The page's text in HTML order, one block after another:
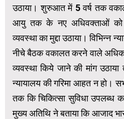
उठाया। शुरुआत में 5 वर्ष तक
आयु तक के नए अधिवक्ताओं को
व्यवस्था का मुद्दा उठाया। विभिन्न
नीचे बैठक वकालत करने वाले
व्यवस्था किये जाने की मांग
न्यायालय की गरिमा आहत न हो।
तक कि चिकित्सा सुविधा उपलब्ध
मुख्य अतिथि ने बताया कि आजाद